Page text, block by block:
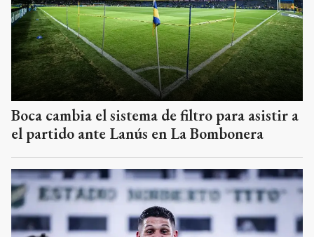
Boca cambia el sistema de filtro para asistir a
el partido ante Lanús en La Bombonera